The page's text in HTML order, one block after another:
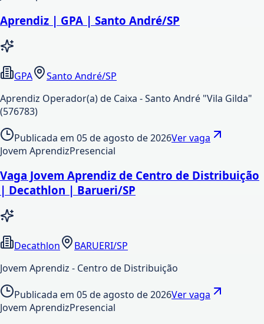
Aprendiz | GPA | Santo André/SP
GPA
Santo André/SP
Aprendiz Operador(a) de Caixa - Santo André "Vila Gilda"
(576783)
Publicada em 05 de agosto de 2026Ver vaga
Jovem AprendizPresencial
Vaga Jovem Aprendiz de Centro de Distribuição
| Decathlon | Barueri/SP
Decathlon
BARUERI/SP
Jovem Aprendiz - Centro de Distribuição
Publicada em 05 de agosto de 2026Ver vaga
Jovem AprendizPresencial